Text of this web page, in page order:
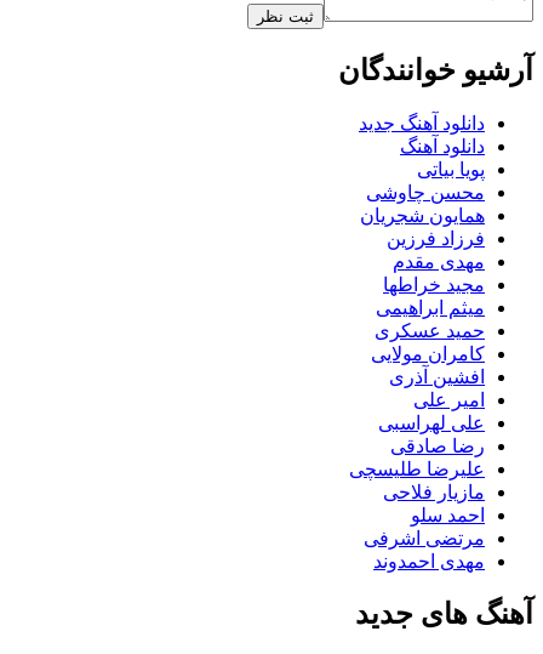
ثبت نظر
آرشیو خوانندگان
دانلود آهنگ جدید
دانلود آهنگ
پویا بیاتی
محسن چاوشی
همایون شجریان
فرزاد فرزین
مهدی مقدم
مجید خراطها
میثم ابراهیمی
حمید عسکری
کامران مولایی
افشین آذری
امیر علی
علی لهراسبی
رضا صادقی
علیرضا طلیسچی
مازیار فلاحی
احمد سلو
مرتضی اشرفی
مهدی احمدوند
آهنگ های جدید